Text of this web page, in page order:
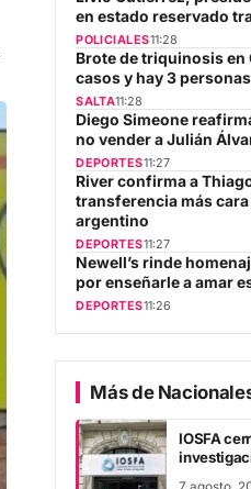
en estado reservado
POLICIALES11:28
Brote de triquinosis
casos y hay 3
SALTA11:28
Diego Simeone
no vender a Julián
DEPORTES11:27
River confirma a
transferencia más
argentino
DEPORTES11:27
Newell’s rinde
por enseñarle a amar
DEPORTES11:26
Más de
IOSFA
7 agosto,